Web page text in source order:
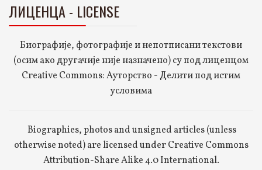
ЛИЦЕНЦА - LICENSE
Биографије, фотографије и непотписани текстови
(осим ако другачије није назначено) су под лиценцом
Creative Commons: Ауторство - Делити под истим
условима
Biographies, photos and unsigned articles (unless
otherwise noted) are licensed under Creative Commons
Attribution-Share Alike 4.0 International.